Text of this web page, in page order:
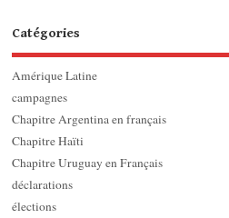
Catégories
Amérique Latine
campagnes
Chapitre Argentina en français
Chapitre Haïti
Chapitre Uruguay en Français
déclarations
élections